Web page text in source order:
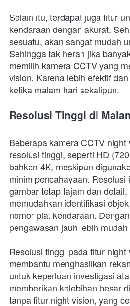
Selain itu, terdapat juga fitur
kendaraan dengan akurat.
sesuatu, akan sangat mudah
Sehingga tak heran jika
memilih kamera CCTV yang
vision. Karena lebih efektif
ketika malam hari sekalipun.
Resolusi Tinggi di
Beberapa kamera CCTV night
resolusi tinggi, seperti HD
bahkan 4K, meskipun
minim pencahayaan. Resolusi
gambar tetap tajam dan
memudahkan identifikasi
nomor plat kendaraan.
pengawasan jauh lebih
Resolusi tinggi pada fitur night
membantu menghasilkan
untuk keperluan investigasi
memberikan kelebihan besar
tanpa fitur night vision, yang